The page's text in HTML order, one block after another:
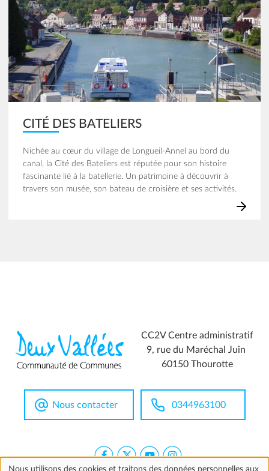
Image
CITÉ DES BATELIERS
Nichée au cœur du village de Longueil-Annel au bord du
canal, la Cité des Bateliers est réputée pour son histoire
fascinante lié à la batellerie. Un patrimoine à découvrir à
travers son musée, son bateau de croisière et ses activités.
CC2V Centre administratif
9, rue du Maréchal Juin
60150 Thourotte
Nous contacter 0344963100
Nous utilisons des cookies et traitons des données personnelles aux